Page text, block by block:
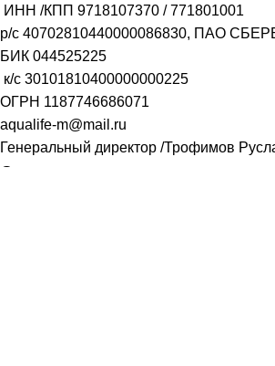
ИНН /КПП 9718107370 /771801001
р/с 40702810440000086830, ПАО
БИК 044525225
к/с 30101810400000000225
ОГРН 1187746686071
aqualife-m@mail.ru
Генеральный директор /Трофимов
Заказать звонок